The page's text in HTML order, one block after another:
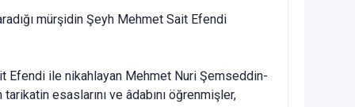
mürşidin Şeyh Mehmet Sait Efendi
Efendi ile nikahlayan Mehmet Nuri Şemseddin-
esaslarını ve âdabını öğrenmişler,